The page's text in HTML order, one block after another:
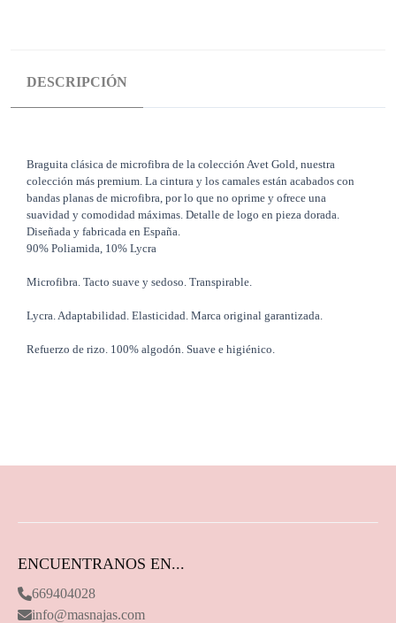
DESCRIPCIÓN
Braguita clásica de microfibra de la colección Avet Gold, nuestra
colección más premium. La cintura y los camales están acabados con
bandas planas de microfibra, por lo que no oprime y ofrece una
suavidad y comodidad máximas. Detalle de logo en pieza dorada.
Diseñada y fabricada en España.
90% Poliamida, 10% Lycra
Microfibra. Tacto suave y sedoso. Transpirable.
Lycra. Adaptabilidad. Elasticidad. Marca original garantizada.
Refuerzo de rizo. 100% algodón. Suave e higiénico.
ENCUENTRANOS EN...
669404028
info@masnajas.com